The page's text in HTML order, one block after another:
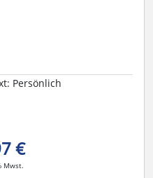
Persönlich
€
Mwst.